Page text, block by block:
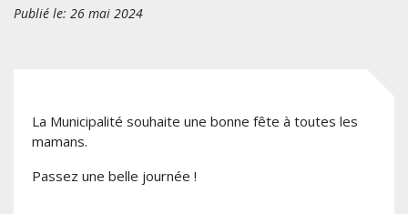
Publié le: 26 mai 2024
La Municipalité souhaite une bonne fête à toutes les
mamans.
Passez une belle journée !